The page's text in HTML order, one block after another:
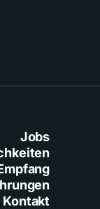
Jobs
Kontakt